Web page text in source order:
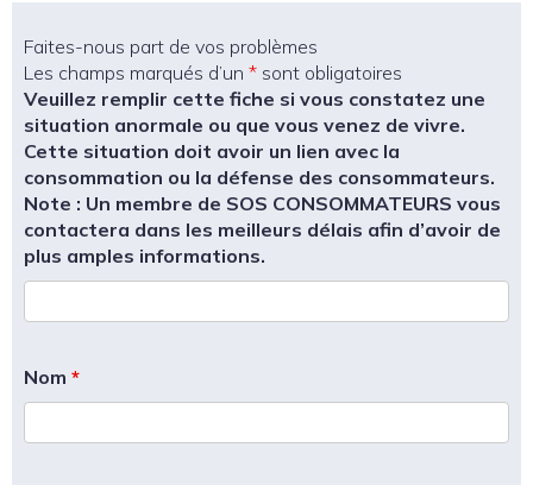
Faites-nous part de vos problèmes
Les champs marqués d’un * sont obligatoires
Veuillez remplir cette fiche si vous constatez une
situation anormale ou que vous venez de vivre.
Cette situation doit avoir un lien avec la
consommation ou la défense des consommateurs.
Note : Un membre de SOS CONSOMMATEURS vous
contactera dans les meilleurs délais afin d’avoir de
plus amples informations.
Nom *